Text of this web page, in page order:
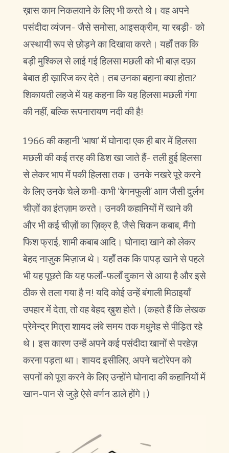
ख़ास काम निकलवाने के लिए भी करते थे। वह अपने
पसंदीदा व्यंजन- जैसे समोसा, आइसक्रीम, या रबड़ी- को
अस्थायी रूप से छोड़ने का दिखावा करते। यहाँ तक कि
बड़ी मुश्किल से लाई गई हिलसा मछली को भी बाज़ दफ़ा
बेबात ही ख़ारिज कर देते। तब उनका बहाना क्या होता?
शिकायती लहजे में यह कहना कि यह हिलसा मछली गंगा
की नहीं, बल्कि रूपनारायण नदी की है!
1966 की कहानी ‘भाषा’ में घोनादा एक ही बार में हिलसा
मछली की कई तरह की डिश खा जाते हैं- तली हुई हिलसा
से लेकर भाप में पकी हिलसा तक। उनके नखरे पूरे करने
के लिए उनके चेले कभी-कभी ‘बेगनफुली’ आम जैसी दुर्लभ
चीज़ों का इंतज़ाम करते। उनकी कहानियों में खाने की
और भी कई चीज़ों का ज़िक्र है, जैसे चिकन कबाब, मैंगो
फिश फ्राई, शामी कबाब आदि। घोनादा खाने को लेकर
बेहद नाज़ुक मिज़ाज थे। यहाँ तक कि पापड़ खाने से पहले
भी यह पूछते कि यह फलाँ-फलाँ दुकान से आया है और इसे
ठीक से तला गया है न! यदि कोई उन्हें बंगाली मिठाइयाँ
उपहार में देता, तो वह बेहद ख़ुश होते। (कहते हैं कि लेखक
प्रेमेन्द्र मित्रा शायद लंबे समय तक मधुमेह से पीड़ित रहे
थे। इस कारण उन्हें अपने कई पसंदीदा खानों से परहेज़
करना पड़ता था। शायद इसीलिए, अपने चटोरेपन को
सपनों को पूरा करने के लिए उन्होंने घोनादा की कहानियों में
खान-पान से जुड़े ऐसे वर्णन डाले होंगे।)